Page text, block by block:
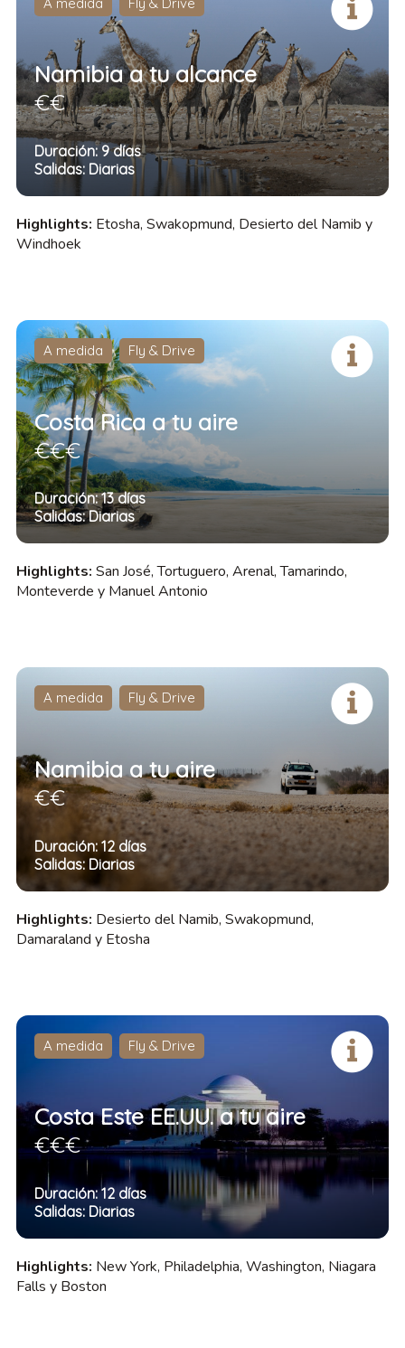
Namibia a tu alcance
€€
Duración: 9 días
Salidas: Diarias
Highlights: Etosha, Swakopmund, Desierto del Namib y
Windhoek
A medida Fly & Drive
Costa Rica a tu aire
€€€
Duración: 13 días
Salidas: Diarias
Highlights: San José, Tortuguero, Arenal, Tamarindo,
Monteverde y Manuel Antonio
A medida Fly & Drive
Namibia a tu aire
€€
Duración: 12 días
Salidas: Diarias
Highlights: Desierto del Namib, Swakopmund,
Damaraland y Etosha
A medida Fly & Drive
Costa Este EE.UU. a tu aire
€€€
Duración: 12 días
Salidas: Diarias
Highlights: New York, Philadelphia, Washington, Niagara
Falls y Boston